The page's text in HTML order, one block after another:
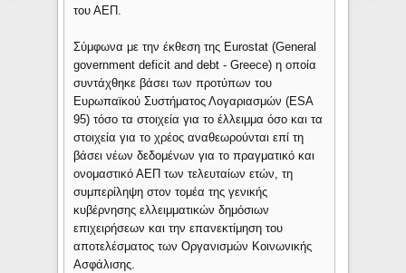
του ΑΕΠ.
Σύμφωνα με την έκθεση της Eurostat (General
government deficit and debt - Greece) η οποία
συντάχθηκε βάσει των προτύπων του
Ευρωπαϊκού Συστήματος Λογαριασμών (ESA
95) τόσο τα στοιχεία για το έλλειμμα όσο και τα
στοιχεία για το χρέος αναθεωρούνται επί τη
βάσει νέων δεδομένων για το πραγματικό και
ονομαστικό ΑΕΠ των τελευταίων ετών, τη
συμπερίληψη στον τομέα της γενικής
κυβέρνησης ελλειμματικών δημόσιων
επιχειρήσεων και την επανεκτίμηση του
αποτελέσματος των Οργανισμών Κοινωνικής
Ασφάλισης.